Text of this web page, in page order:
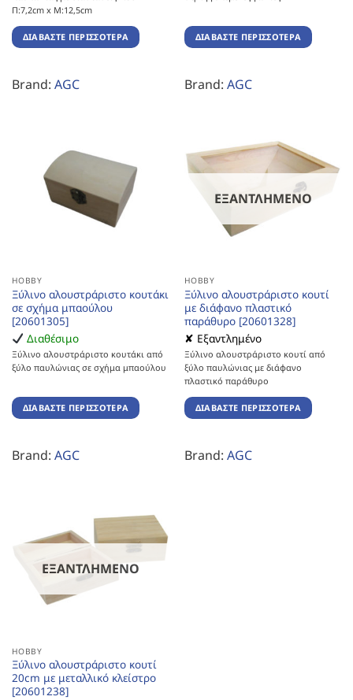
Π:7,2cm x Μ:12,5cm
ΔΙΑΒΆΣΤΕ ΠΕΡΙΣΣΌΤΕΡΑ
Brand: AGC
ΔΙΑΒΆΣΤΕ ΠΕΡΙΣΣΌΤΕΡΑ
Brand: AGC
HOBBY
Ξύλινο αλουστράριστο κουτάκι
σε σχήμα μπαούλου
[20601305]
Διαθέσιμο
Ξύλινο αλουστράριστο κουτάκι από
ξύλο παυλώνιας σε σχήμα μπαούλου
ΔΙΑΒΆΣΤΕ ΠΕΡΙΣΣΌΤΕΡΑ
Brand: AGC
ΕΞΑΝΤΛΗΜΈΝΟ
HOBBY
Ξύλινο αλουστράριστο κουτί
με διάφανο πλαστικό
παράθυρο [20601328]
✘ Εξαντλημένο
Ξύλινο αλουστράριστο κουτί από
ξύλο παυλώνιας με διάφανο
πλαστικό παράθυρο
ΔΙΑΒΆΣΤΕ ΠΕΡΙΣΣΌΤΕΡΑ
Brand: AGC
ΕΞΑΝΤΛΗΜΈΝΟ
HOBBY
Ξύλινο αλουστράριστο κουτί
20cm με μεταλλικό κλείστρο
[20601238]